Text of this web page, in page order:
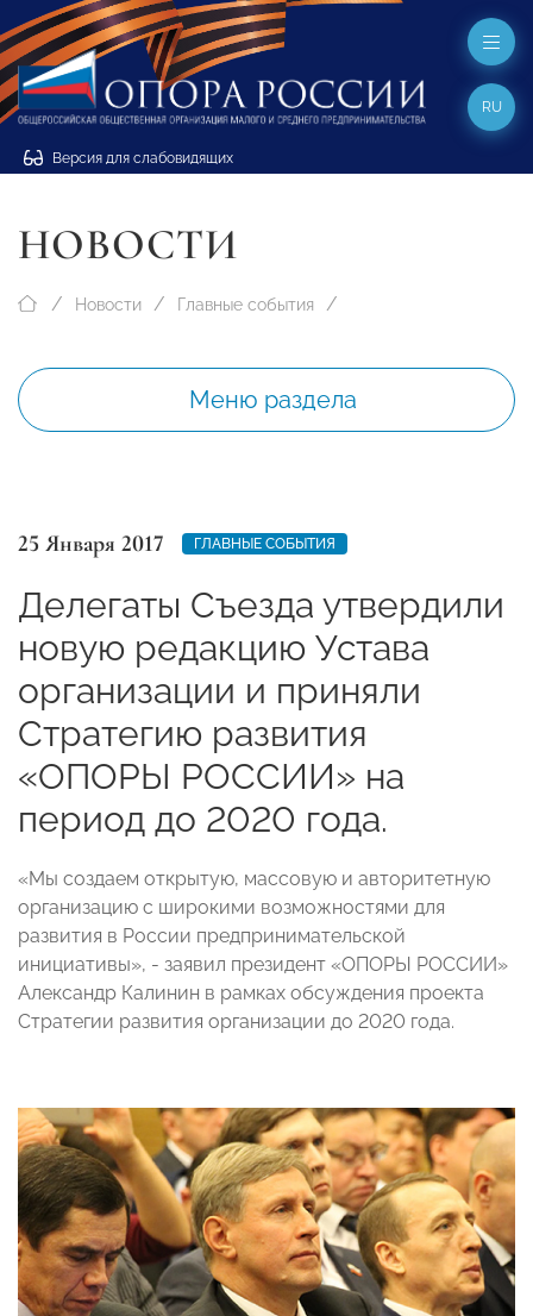
Версия для слабовидящих
RU
НОВОСТИ
Новости Главные события
Меню раздела
25 Января 2017 ГЛАВНЫЕ СОБЫТИЯ
Делегаты Съезда утвердили
новую редакцию Устава
организации и приняли
Стратегию развития
«ОПОРЫ РОССИИ» на
период до 2020 года.
«Мы создаем открытую, массовую и авторитетную
организацию с широкими возможностями для
развития в России предпринимательской
инициативы», - заявил президент «ОПОРЫ РОССИИ»
Александр Калинин в рамках обсуждения проекта
Стратегии развития организации до 2020 года.